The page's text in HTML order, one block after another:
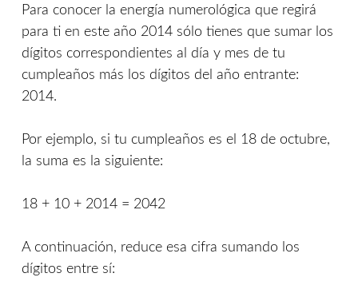
Para conocer la energía numerológica que regirá
para ti en este año 2014 sólo tienes que sumar los
dígitos correspondientes al día y mes de tu
cumpleaños más los dígitos del año entrante:
2014.
Por ejemplo, si tu cumpleaños es el 18 de octubre,
la suma es la siguiente:
18 + 10 + 2014 = 2042
A continuación, reduce esa cifra sumando los
dígitos entre sí: